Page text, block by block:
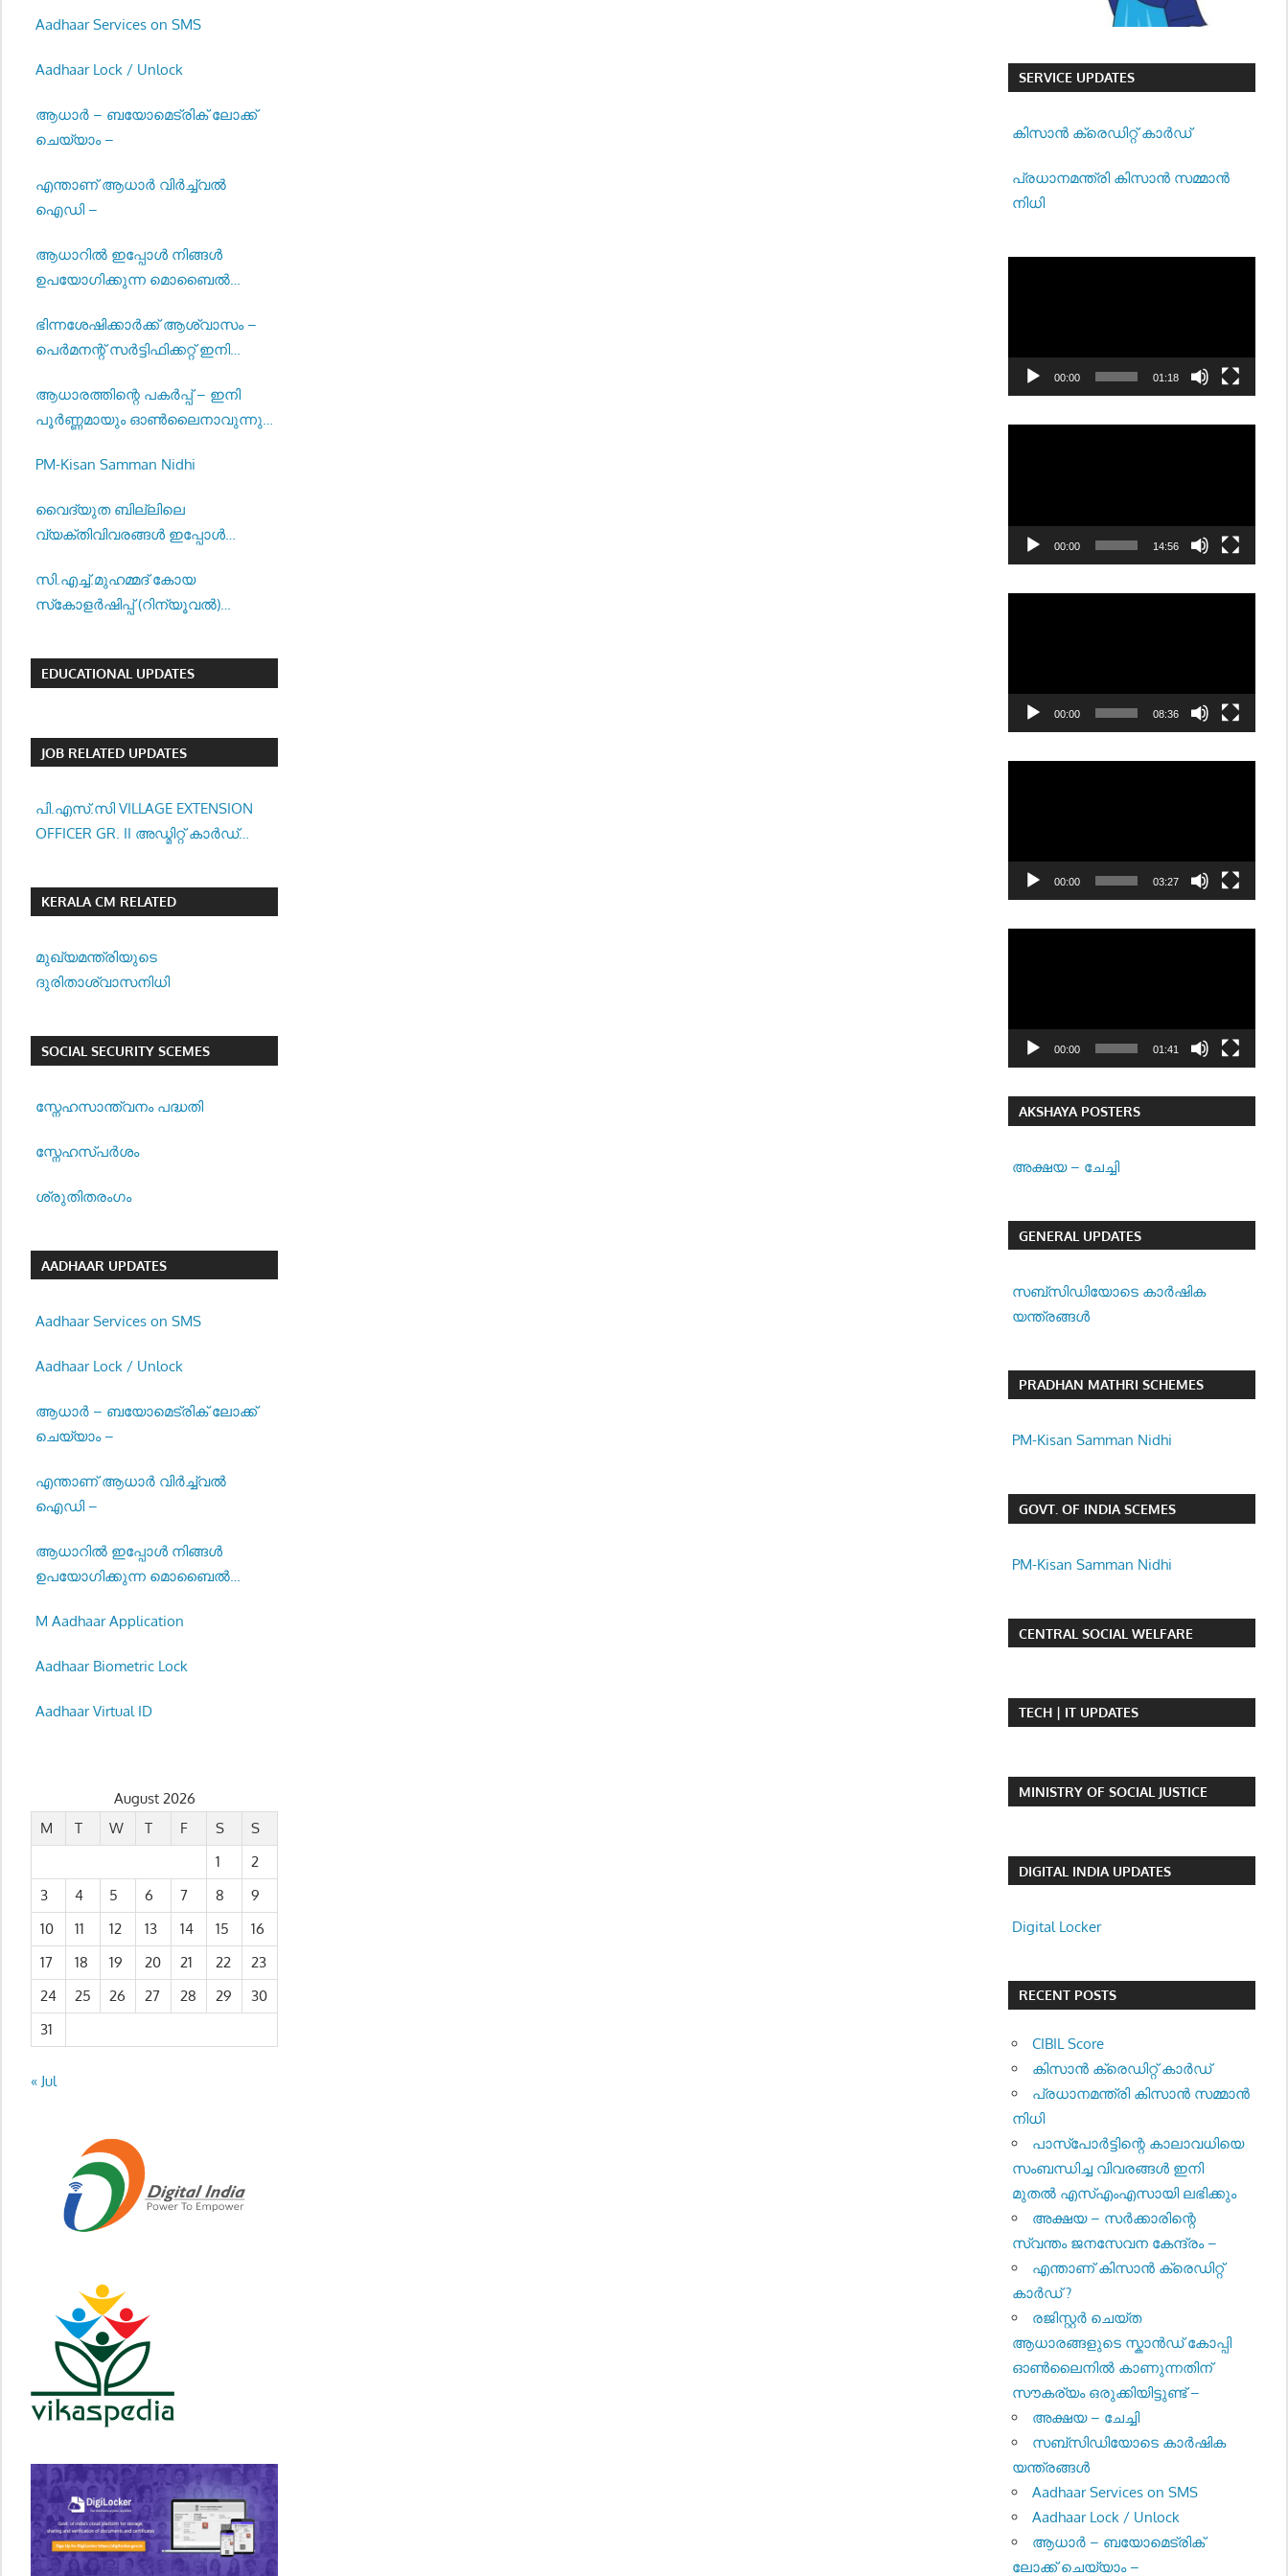
Aadhaar Services on SMS
Aadhaar Lock / Unlock
ആധാർ – ബയോമെട്രിക് ലോക്ക്
ചെയ്യാം –
എന്താണ് ആധാർ വിർച്ച്വൽ
ഐഡി –
ആധാറിൽ ഇപ്പോൾ നിങ്ങൾ
ഉപയോഗിക്കുന്ന മൊബൈൽ
ഭിന്നശേഷിക്കാർക്ക് ആശ്വാസം –
പെർമനന്റ് സർട്ടിഫിക്കറ്റ് ഇനി
ആധാരത്തിന്റെ പകർപ്പ് – ഇനി
പൂർണ്ണമായും ഓൺലൈനാവുന്നു
PM-Kisan Samman Nidhi
വൈദ്യുത ബില്ലിലെ
വ്യക്തിവിവരങ്ങൾ ഇപ്പോൾ
സി.എച്ച്.മുഹമ്മദ് കോയ
സ്‌കോളർഷിപ്പ് (റിന്യൂവൽ)
EDUCATIONAL UPDATES
JOB RELATED UPDATES
പി.എസ്.സി VILLAGE EXTENSION
OFFICER GR. II അഡ്മിറ്റ് കാർഡ്
KERALA CM RELATED
മുഖ്യമന്ത്രിയുടെ
ദുരിതാശ്വാസനിധി
SOCIAL SECURITY SCEMES
സ്നേഹസാന്ത്വനം പദ്ധതി
സ്നേഹസ്പര്‍ശം
ശ്രുതിതരംഗം
AADHAAR UPDATES
Aadhaar Services on SMS
Aadhaar Lock / Unlock
ആധാർ – ബയോമെട്രിക് ലോക്ക്
ചെയ്യാം –
എന്താണ് ആധാർ വിർച്ച്വൽ
ഐഡി –
ആധാറിൽ ഇപ്പോൾ നിങ്ങൾ
ഉപയോഗിക്കുന്ന മൊബൈൽ
M Aadhaar Application
Aadhaar Biometric Lock
Aadhaar Virtual ID
August 2026
M
T W T F S
S
1
2
3
4 5 6 7 8
9
10
11 12 13 14 15
16
17
18 19 20 21 22
23
24
25 26 27 28 29
30
31
« Jul
SERVICE UPDATES
കിസാന്‍ ക്രെ‍ഡിറ്റ് കാര്‍ഡ്
പ്രധാനമന്ത്രി കിസാന്‍ സമ്മാന്‍
നിധി
00:00 01:18
00:00 14:56
00:00 08:36
00:00 03:27
00:00 01:41
AKSHAYA POSTERS
അക്ഷയ – ചേച്ചി
GENERAL UPDATES
സബ്സിഡിയോടെ കാർഷിക
യന്ത്രങ്ങൾ
PRADHAN MATHRI SCHEMES
PM-Kisan Samman Nidhi
GOVT. OF INDIA SCEMES
PM-Kisan Samman Nidhi
CENTRAL SOCIAL WELFARE
TECH | IT UPDATES
MINISTRY OF SOCIAL JUSTICE
DIGITAL INDIA UPDATES
Digital Locker
RECENT POSTS
CIBIL Score
കിസാന്‍ ക്രെ‍ഡിറ്റ് കാര്‍ഡ്
പ്രധാനമന്ത്രി കിസാന്‍ സമ്മാന്‍
നിധി
പാസ്‌പോര്‍ട്ടിന്റെ കാലാവധിയെ
സംബന്ധിച്ച വിവരങ്ങള്‍ ഇനി
മുതല്‍ എസ്എംഎസായി ലഭിക്കും
അക്ഷയ – സർക്കാരിന്റെ
സ്വന്തം ജനസേവന കേന്ദ്രം –
എന്താണ് കിസാൻ ക്രെഡിറ്റ്
കാർഡ് ?
രജിസ്റ്റര്‍ ചെയ്ത
ആധാരങ്ങളുടെ സ്കാന്‍ഡ് കോപ്പി
ഓണ്‍ലൈനില്‍ കാണുന്നതിന്
സൗകര്യം ഒരുക്കിയിട്ടുണ്ട് –
അക്ഷയ – ചേച്ചി
സബ്സിഡിയോടെ കാർഷിക
യന്ത്രങ്ങൾ
Aadhaar Services on SMS
Aadhaar Lock / Unlock
ആധാർ – ബയോമെട്രിക്
ലോക്ക് ചെയ്യാം –